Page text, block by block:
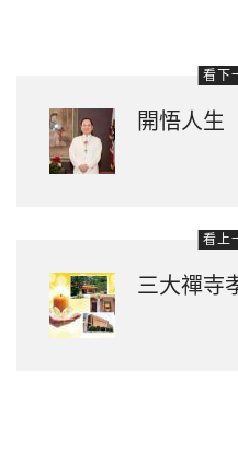
看下
開悟人
看上
三大禪寺